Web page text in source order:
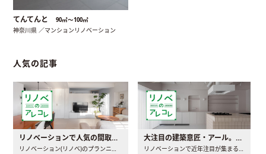
てんてんと 90㎡〜100㎡
神奈川県 ／マンションリノベーション
人気の記事
リノベーションで人気の間取りとは？トレンドの間取りと実例を徹底解説
リノベーション(リノベ)のプランニングで一番最初に決めるのは..
大注目の建築意匠・アール。人気の理由と空間に取り入れるポイント
リノベーションで近年注目が集まる建築意匠の一つであるアール..